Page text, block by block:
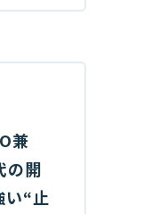
兼
の開
“止